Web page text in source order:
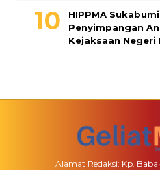
HIPPMA
Penyimpangan
Kejaksaan
Alamat Redaksi: Kp.